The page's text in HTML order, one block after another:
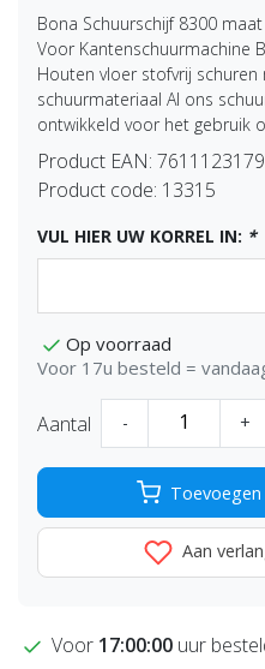
Bona Schuurschijf 8300
Voor Kantenschuurmachine
Houten vloer stofvrij
schuurmateriaal Al ons
ontwikkeld voor het gebruik
Product EAN:
Product code: 13315
VUL HIER UW KORREL IN: *
Op voorraad
Voor 17u besteld =
Aantal - +
Aan
Voor 17:00:00 uur